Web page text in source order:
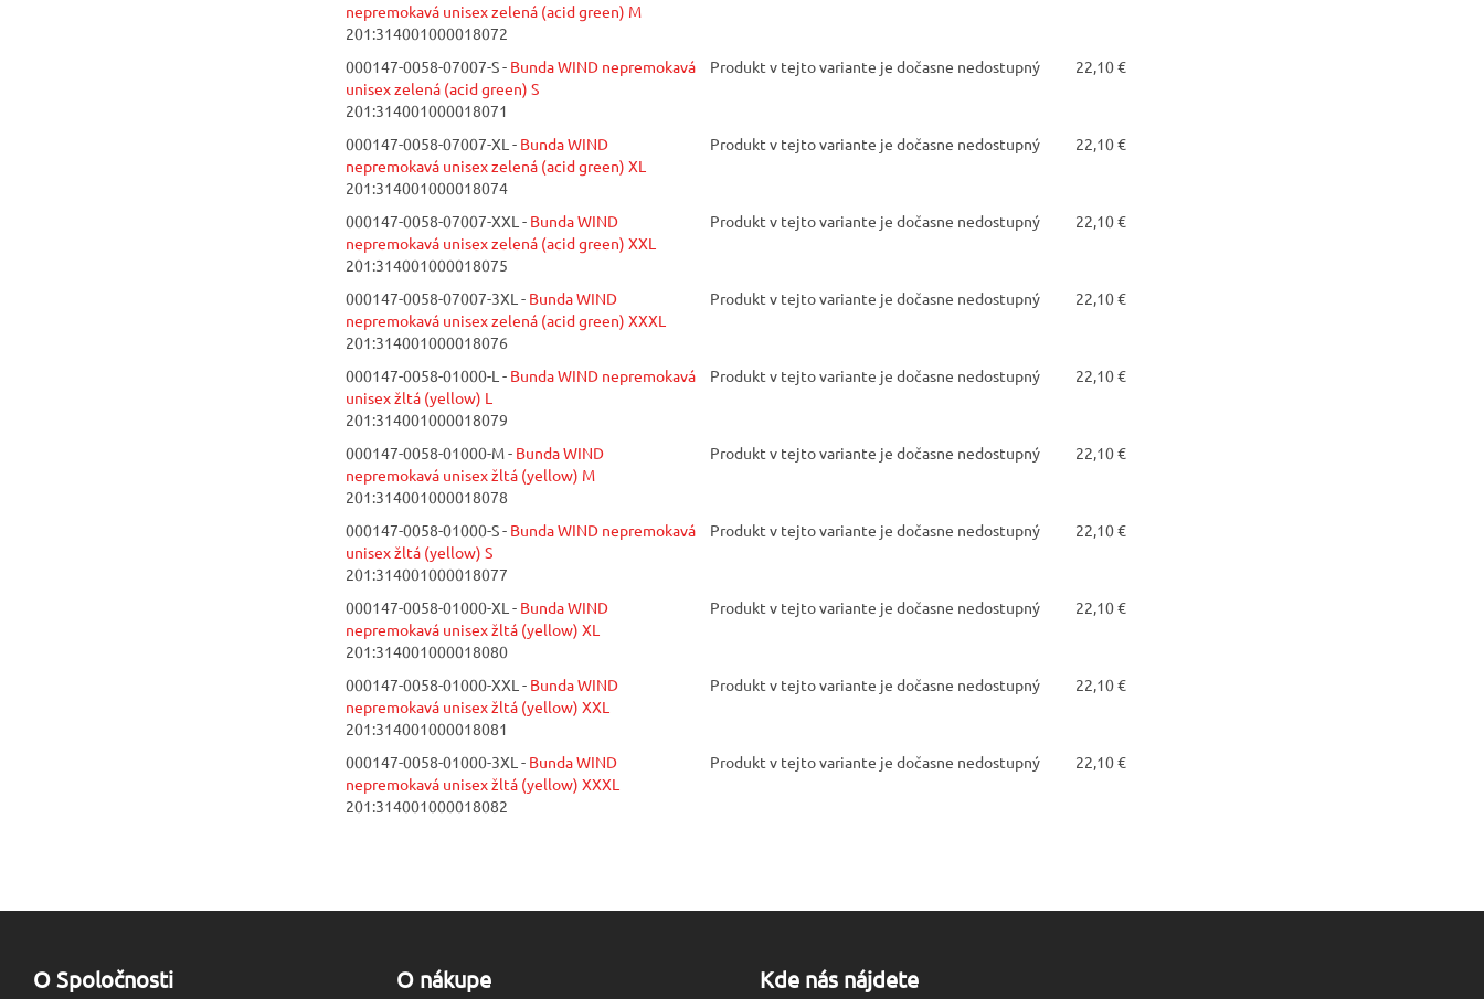
nepremokavá unisex zelená (acid green) M
201:314001000018072
000147-0058-07007-S - Bunda WIND nepremokavá
unisex zelená (acid green) S
201:314001000018071
Produkt v tejto variante je dočasne nedostupný 22,10 €
000147-0058-07007-XL - Bunda WIND
nepremokavá unisex zelená (acid green) XL
201:314001000018074
Produkt v tejto variante je dočasne nedostupný 22,10 €
000147-0058-07007-XXL - Bunda WIND
nepremokavá unisex zelená (acid green) XXL
201:314001000018075
Produkt v tejto variante je dočasne nedostupný 22,10 €
000147-0058-07007-3XL - Bunda WIND
nepremokavá unisex zelená (acid green) XXXL
201:314001000018076
Produkt v tejto variante je dočasne nedostupný 22,10 €
000147-0058-01000-L - Bunda WIND nepremokavá
unisex žltá (yellow) L
201:314001000018079
Produkt v tejto variante je dočasne nedostupný 22,10 €
000147-0058-01000-M - Bunda WIND
nepremokavá unisex žltá (yellow) M
201:314001000018078
Produkt v tejto variante je dočasne nedostupný 22,10 €
000147-0058-01000-S - Bunda WIND nepremokavá
unisex žltá (yellow) S
201:314001000018077
Produkt v tejto variante je dočasne nedostupný 22,10 €
000147-0058-01000-XL - Bunda WIND
nepremokavá unisex žltá (yellow) XL
201:314001000018080
Produkt v tejto variante je dočasne nedostupný 22,10 €
000147-0058-01000-XXL - Bunda WIND
nepremokavá unisex žltá (yellow) XXL
201:314001000018081
Produkt v tejto variante je dočasne nedostupný 22,10 €
000147-0058-01000-3XL - Bunda WIND
nepremokavá unisex žltá (yellow) XXXL
201:314001000018082
Produkt v tejto variante je dočasne nedostupný 22,10 €
O Spoločnosti O nákupe Kde nás nájdete